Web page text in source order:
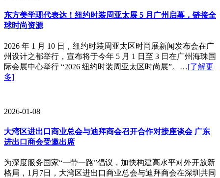
东方美学现代表达！纽约时装周亚太展 5 月广州启幕，链接全
球时尚资源
2026 年 1 月 10 日，纽约时装周亚太区时尚展新闻发布会在广
州设计之都举行，宣布将于今年 5 月 1 日至 3 日在广州海珠国
际会展中心举行 “2026 纽约时装周亚太区时尚展”。…[了解更
多]
2026-01-08
大湾区进出口商业总会与迪拜商会召开合作对接座谈会 广东
进出口商会受邀出席
为深度服务国家“一带一路”倡议，加快构建高水平对外开放新
格局，1月7日，大湾区进出口商业总会与迪拜商会在深圳共同